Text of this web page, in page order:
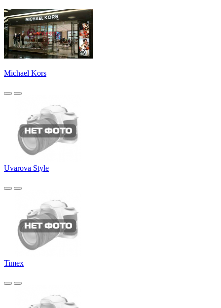
Michael Kors
Uvarova Style
Timex